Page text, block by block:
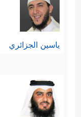
ياسين الجزائري